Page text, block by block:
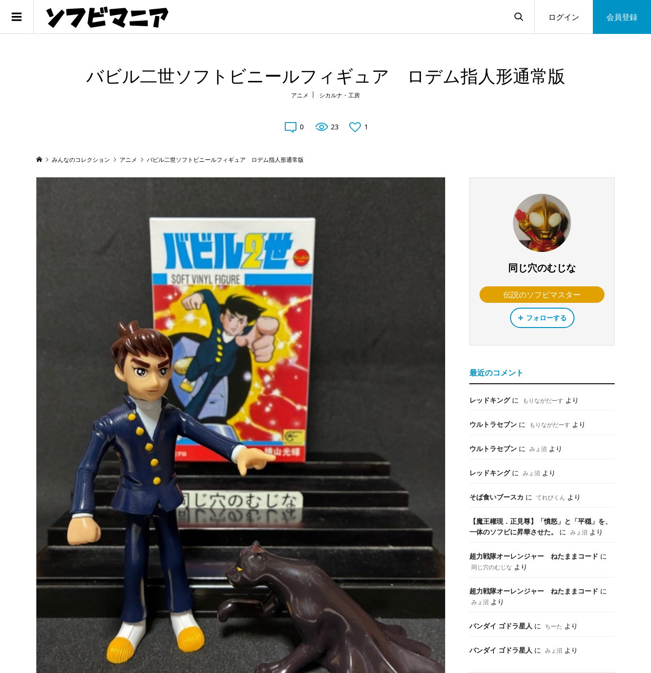
ログイン 会員登録
バビル二世ソフトビニールフィギュア ロデム指人形通常版
アニメ シカルナ・工房
0 23 1
みんなのコレクション アニメ バビル二世ソフトビニールフィギュア ロデム指人形通常版
同じ穴のむじな
伝説のソフビマスター
フォローする
最近のコメント
レッドキングに もりながだーす より
ウルトラセブン に もりながだーす より
ウルトラセブン に みょ沼 より
レッドキングに みょ沼 より
そば食いブースカ に てれびくん より
【魔王權現．正見尊】「憤怒」と「平穏」を、
一体のソフビに昇華させた。
に みょ沼 より
超力戦隊オーレンジャー ねたままコード に
同じ穴のむじな より
超力戦隊オーレンジャー ねたままコード に
みょ沼 より
バンダイ ゴドラ星人 に ちーた より
バンダイ ゴドラ星人 に みょ沼 より